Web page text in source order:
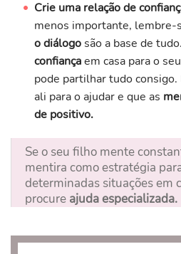
Crie uma relação de
menos importante, lembre-
o diálogosão a base de
confiançaem casa para o
pode partilhar tudo
ali para o ajudar e que as
de positivo.
Se o seu filho mente
mentira como estratégia
determinadas situações em
procure ajuda especializada.